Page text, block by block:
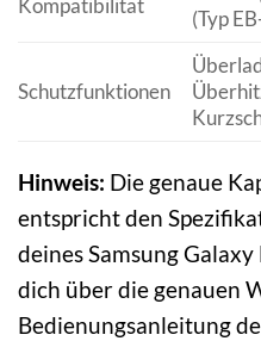
Kompatibilität
(Typ
Schutzfunktionen
Hinweis: Die genaue
entspricht den
deines Samsung
dich über die genauen
Bedienungsanleitung